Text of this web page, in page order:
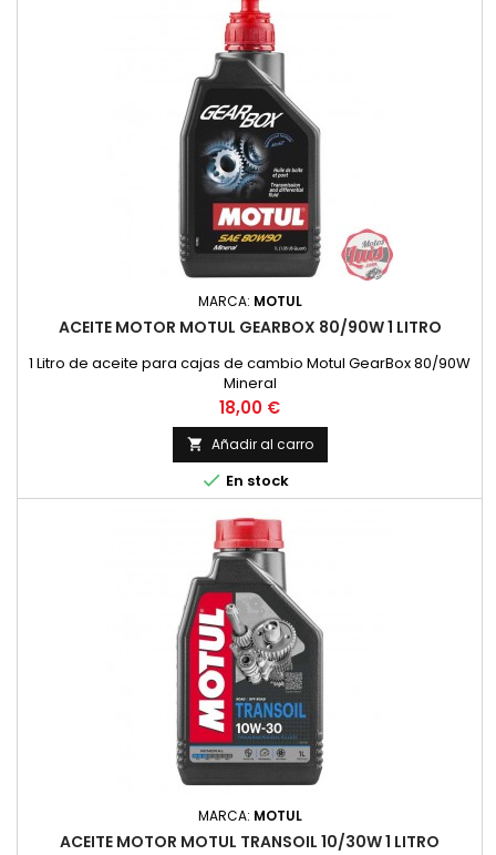
MARCA: MOTUL
ACEITE MOTOR MOTUL GEARBOX 80/90W 1 LITRO
1 Litro de aceite para cajas de cambio Motul GearBox 80/90W
Mineral
Precio
18,00 €
 Añadir al carro
 En stock
MARCA: MOTUL
ACEITE MOTOR MOTUL TRANSOIL 10/30W 1 LITRO